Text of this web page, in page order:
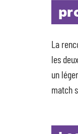
La
les
un
match